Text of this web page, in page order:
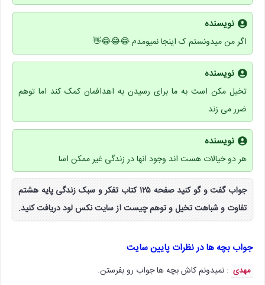
نویسنده
اگر من میدونستم ک اینجا نمیومدم 😂😂😂👋
نویسنده
تخیل مکن است به ما برای رسیدن به اهدافمان کمک کند اما توهم
ضرر می زند
نویسنده
هر دو خیالات هست اند وجود انها در زندگی غیر ممکن اسا
جواب گفت و گو کنید صفحه ۱۲۵ کتاب تفکر و سبک زندگی پایه هشتم
تفاوت و شباهت تخیل و توهم چیست از سایت نکس لود دریافت کنید.
جواب بچه ها در نظرات پایین سایت
مهدی : نمیدونم کاش بچه ها جواب رو بفرستن.